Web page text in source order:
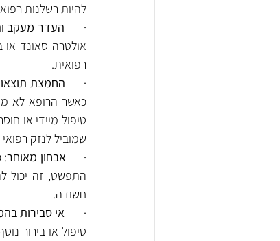
להיות רשלנות
· העדר מעקב
רפואית.
· החמצת
שמוביל לנזק רפואי
· אבחון מאוחר
חשודה.
· אי סבירות